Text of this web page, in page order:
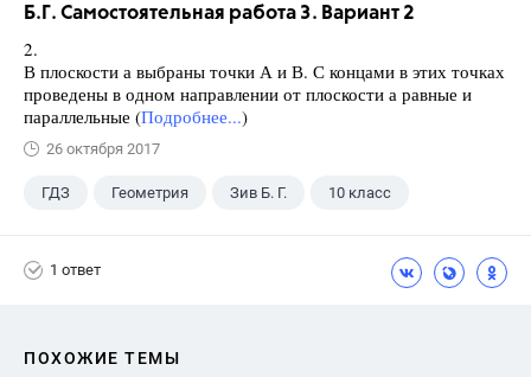
Б.Г. Самостоятельная работа 3. Вариант 2
2.
В плоскости а выбраны точки А и В. С концами в этих точках
проведены в одном направлении от плоскости а равные и
параллельные (Подробнее...)
26 октября 2017
ГДЗ Геометрия Зив Б. Г. 10 класс
1 ответ
ПОХОЖИЕ ТЕМЫ